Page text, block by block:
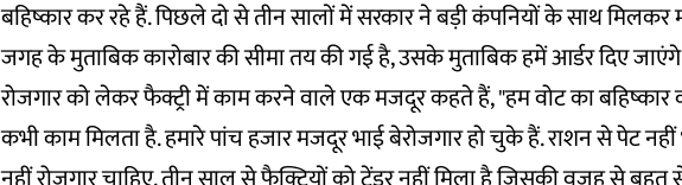
बहिष्कार कर रहे हैं. पिछले दो से तीन सालों में सरकार ने बड़ी कंपनियों के साथ मिलकर
जगह के मुताबिक कारोबार की सीमा तय की गई है, उसके मुताबिक हमें आर्डर दिए
रोजगार को लेकर फैक्ट्री में काम करने वाले एक मजदूर कहते हैं, "हम वोट का
कभी काम मिलता है. हमारे पांच हजार मजदूर भाई बेरोजगार हो चुके हैं. राशन से पेट